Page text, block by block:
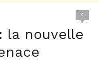
4
la nouvelle